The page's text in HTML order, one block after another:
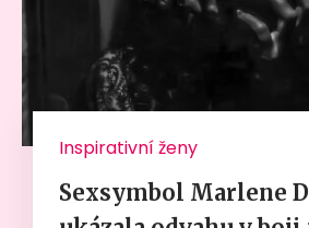
Inspirativní ženy
Sexsymbol Marlene